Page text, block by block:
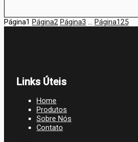
Página1 Página2 Página3 … Página125
Links Úteis
Home
Produtos
Sobre Nós
Contato